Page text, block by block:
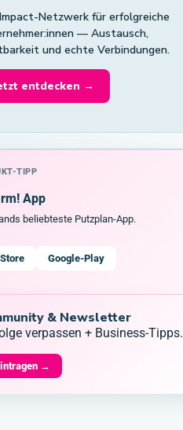
Netzwerk für erfolgreiche
— Austausch,
und echte Verbindungen.
entdecken →
TIPP
App
beliebteste Putzplan-App.
Google-Play
& Newsletter
verpassen + Business-Tipps.
→